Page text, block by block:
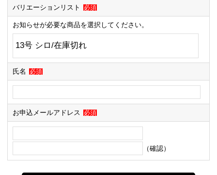
バリエーションリスト 必須
お知らせが必要な商品を選択してください。
氏名 必須
お申込メールアドレス 必須
（確認）